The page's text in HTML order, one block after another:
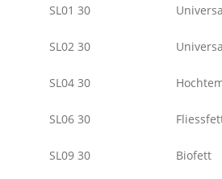
SL01 30
SL02 30
SL04 30
SL06 30
SL09 30 Biofett